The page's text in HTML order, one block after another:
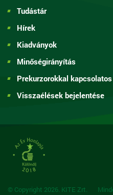
Tudástár
Hírek
Kiadványok
Minőségirányítás
Prekurzorokkal
Visszaélések bejelentése
© Copyright 2026. KITE Zrt.